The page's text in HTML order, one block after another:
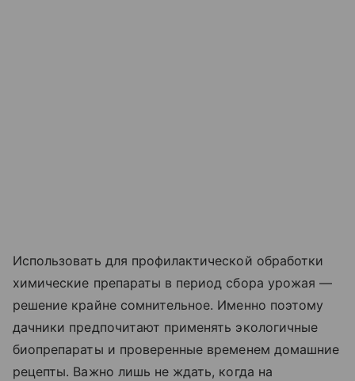
Использовать для профилактической обработки
химические препараты в период сбора урожая —
решение крайне сомнительное. Именно поэтому
дачники предпочитают применять экологичные
биопрепараты и проверенные временем домашние
рецепты. Важно лишь не ждать, когда на